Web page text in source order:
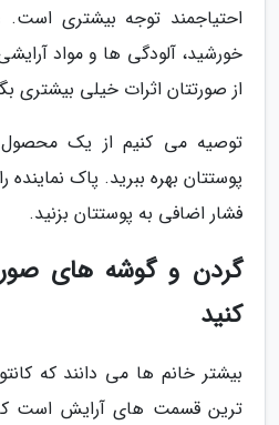
احتیاجمند توجه بیشتری است.
خورشید، آلودگی ها و مواد
از صورتتان اثرات خیلی بیشتری
توصیه می کنیم از یک محصول
پوستتان بهره ببرید. پاک
فشار اضافی به پوستتان بزنید.
گردن و گوشه های
کنید
بیشتر خانم ها می دانند که
ترین قسمت های آرایش است